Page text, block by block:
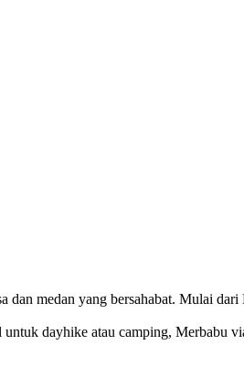
medan yang bersahabat. Mulai
dayhike atau camping, Merbabu